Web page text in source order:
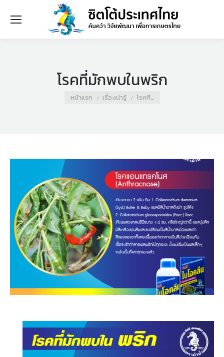
โรคที่มักพบในพริก
You are here:
หน้าแรก เรื่องน่ารู้ โรคที…